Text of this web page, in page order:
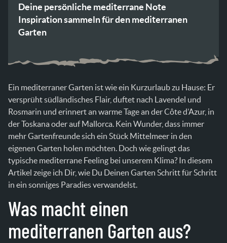
Deine persönliche mediterrane Note
Inspiration sammeln für den mediterranen
Garten
Ein mediterraner Garten ist wie ein Kurzurlaub zu Hause: Er
versprüht südländisches Flair, duftet nach Lavendel und
Rosmarin und erinnert an warme Tage an der Côte d’Azur, in
der Toskana oder auf Mallorca. Kein Wunder, dass immer
mehr Gartenfreunde sich ein Stück Mittelmeer in den
eigenen Garten holen möchten. Doch wie gelingt das
typische mediterrane Feeling bei unserem Klima? In diesem
Artikel zeige ich Dir, wie Du Deinen Garten Schritt für Schritt
in ein sonniges Paradies verwandelst.
Was macht einen
mediterranen Garten aus?